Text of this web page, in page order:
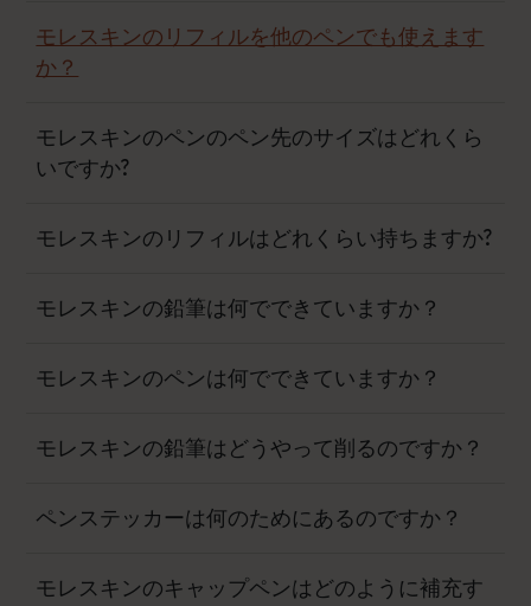
モレスキンのリフィルを他のペンでも使えます
か？
モレスキンのペンのペン先のサイズはどれくら
いですか?
モレスキンのリフィルはどれくらい持ちますか?
モレスキンの鉛筆は何でできていますか？
モレスキンのペンは何でできていますか？
モレスキンの鉛筆はどうやって削るのですか？
ペンステッカーは何のためにあるのですか？
モレスキンのキャップペンはどのように補充す